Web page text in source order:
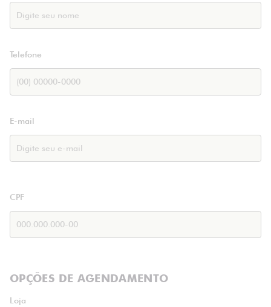
Telefone
E-mail
CPF
OPÇÕES DE AGENDAMENTO
Loja